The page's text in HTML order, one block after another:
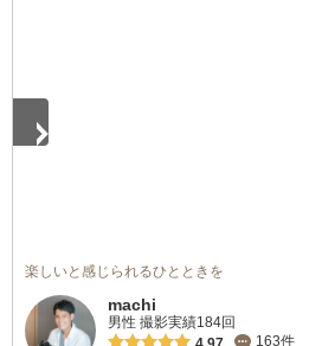
楽しいと感じられるひとときを
machi
男性 撮影実績184回
163件